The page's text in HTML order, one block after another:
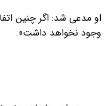
او مدعی شد: اگر چنین
وجود نخواهد داشت».